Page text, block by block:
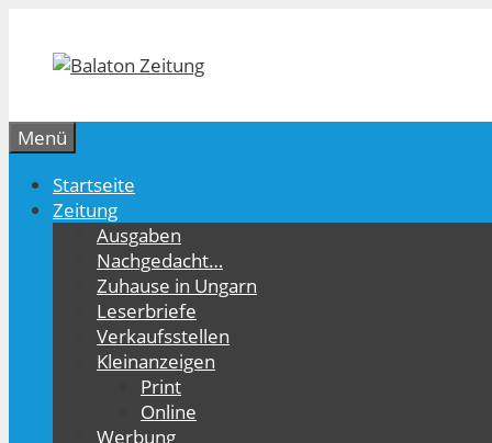
springen
Menü
Startseite
Zeitung
Ausgaben
Nachgedacht…
Zuhause in Ungarn
Leserbriefe
Verkaufsstellen
Kleinanzeigen
Print
Online
Werbung